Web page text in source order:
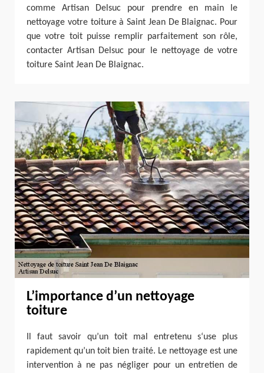
comme Artisan Delsuc pour prendre en main le
nettoyage votre toiture à Saint Jean De Blaignac. Pour
que votre toit puisse remplir parfaitement son rôle,
contacter Artisan Delsuc pour le nettoyage de votre
toiture Saint Jean De Blaignac.
L’importance d’un nettoyage
toiture
Il faut savoir qu’un toit mal entretenu s‘use plus
rapidement qu’un toit bien traité. Le nettoyage est une
intervention à ne pas négliger pour un entretien de